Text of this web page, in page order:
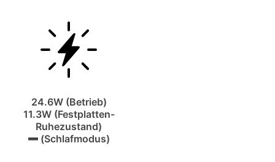
24.6W (Betrieb)
11.3W (Festplatten-
Ruhezustand)
(Schlafmodus)